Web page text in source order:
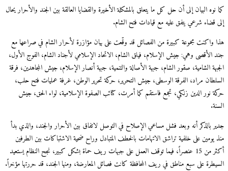
كما نوه البيان إلى أن حل كل ما يتعلق بالمشكلة الأخيرة والقضايا العالقة بين الجند والأحرار يحال
إلى قضاء شرعي يتفق عليه مع قيادات فتح الشام.
هذا واكنت مجموعة كبيرة من الفصائل قد وقّعت على بيان مؤازرة لأحرار الشام في صراعها مع
جند الأقصى وهي: جيش الإسلام، فيلق الشام، الاتحاد الإسلامي لأجناد الشام، الفوج الأول،
الجبهة الشامية، صقور الشام، جبهة الأصالة والتنمية، جبهة أنصار الإسلام، جيش المجاهدين، فرقة
السلطان مراد، الفرقة الوسطى، جيش التحرير، حركة تحرير الوطن، غرفة عمليات فتح حلب،
حركة نور الدين زنكي، تجمع فاستقم كما أمرت، كتائب الصفوة الإسلامية، لواء الحق، جيش
السنة.
جدير بالذكر أنه وبعد فشل مساعي الإصلاح في التوصل لاتفاق بين الأحرار والجند، والذي بدأ
منذ يومين على خلفية تراشق الاتهامات بالخطف المتبادل وراح ضحية الاشتباكات بين الطرفين
أكثر من 15 عنصراً، فيما توقف العمل على جبهات ريف حماة بشكل كبير، نجح النظام يستعيد
السيطرة على سبع مناطق في ريف المحافظة كانت فصائل المعارضة، ومنها الجند، قد حررتها مؤخراً.